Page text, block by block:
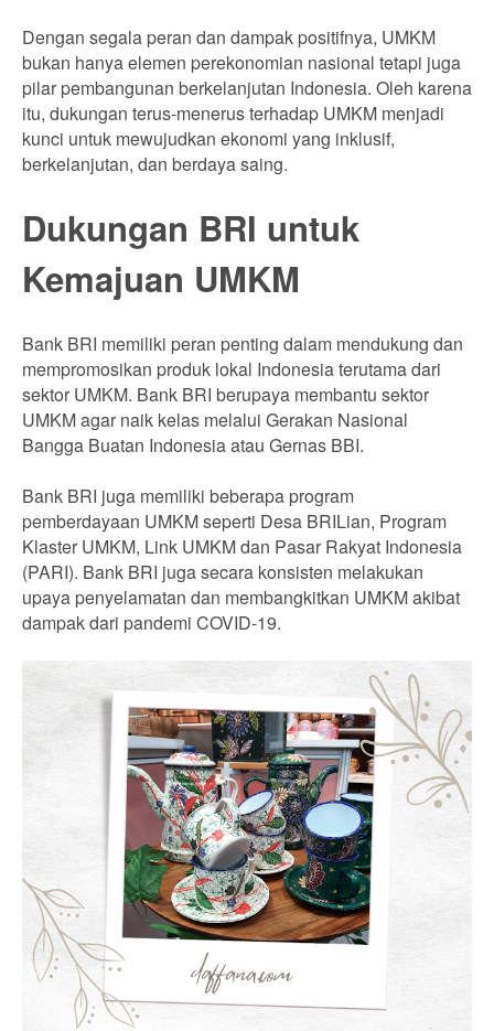
Dengan segala peran dan dampak positifnya, UMKM
bukan hanya elemen perekonomian nasional tetapi juga
pilar pembangunan berkelanjutan Indonesia. Oleh karena
itu, dukungan terus-menerus terhadap UMKM menjadi
kunci untuk mewujudkan ekonomi yang inklusif,
berkelanjutan, dan berdaya saing.
Dukungan BRI untuk
Kemajuan UMKM
Bank BRI memiliki peran penting dalam mendukung dan
mempromosikan produk lokal Indonesia terutama dari
sektor UMKM. Bank BRI berupaya membantu sektor
UMKM agar naik kelas melalui Gerakan Nasional
Bangga Buatan Indonesia atau Gernas BBI.
Bank BRI juga memiliki beberapa program
pemberdayaan UMKM seperti Desa BRILian, Program
Klaster UMKM, Link UMKM dan Pasar Rakyat Indonesia
(PARI). Bank BRI juga secara konsisten melakukan
upaya penyelamatan dan membangkitkan UMKM akibat
dampak dari pandemi COVID-19.